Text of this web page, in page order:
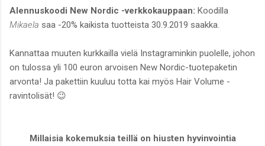
Alennuskoodi New Nordic -verkkokauppaan: Koodilla
Mikaela saa -20% kaikista tuotteista 30.9.2019 saakka.
Kannattaa muuten kurkkailla vielä Instagraminkin puolelle, johon
on tulossa yli 100 euron arvoisen New Nordic-tuotepaketin
arvonta! Ja pakettiin kuuluu totta kai myös Hair Volume -
ravintolisät! 😉
Millaisia kokemuksia teillä on hiusten hyvinvointia